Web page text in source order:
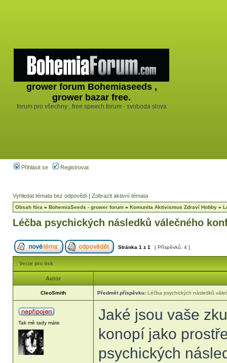
grower forum Bohemiaseeds ,
grower bazar free.
forum pro všechny , free speech forum - svoboda slova
Přihlásit se Registrovat
Vyhledat témata bez odpovědí | Zobrazit aktivní témata
Obsah fóra » BohemiaSeeds - grower forum » Komunita Aktivismus Zdraví Hobby »
Léčba psychických následků válečného
Stránka 1 z 1 [ Příspěvků: 4 ]
Verze pro tisk
Autor
CleoSmith Předmět příspěvku: Léčba psychických následků
Tak mě tady máte
Jaké jsou vaše
konopí jako
psychických